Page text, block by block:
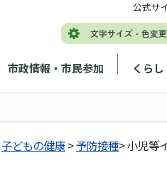
市政情報・市民参加 くら
公式サ
子どもの健康>予防接種> 小児等